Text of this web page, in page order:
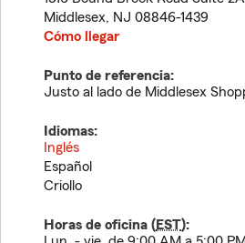
Middlesex, NJ 08846-1439
Cómo llegar
Punto de referencia:
Justo al lado de Middlesex
Idiomas:
Inglés
Español
Criollo
Horas de oficina (EST):